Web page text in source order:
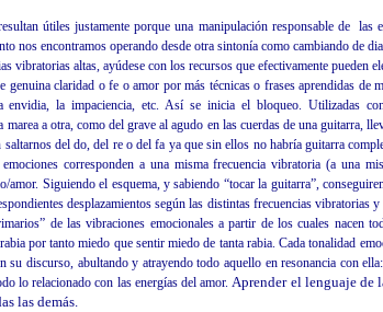
útiles justamente porque una manipulación responsable de las
nos encontramos operando desde otra sintonía como cambiando de
vibratorias altas, ayúdese con los recursos que efectivamente pueden
genuina claridad o fe o amor por más técnicas o frases aprendidas de
envidia, la impaciencia, etc. Así se inicia el bloqueo. Utilizadas
marea a otra, como del grave al agudo en las cuerdas de una guitarra,
del do, del re o del fa ya que sin ellos no habría guitarra
corresponden a una misma frecuencia vibratoria (a una
amor. Siguiendo el esquema, y sabiendo “tocar la guitarra”,
desplazamientos según las distintas frecuencias vibratorias y
de las vibraciones emocionales a partir de los cuales nacen
por tanto miedo que sentir miedo de tanta rabia. Cada tonalidad
su discurso, abultando y atrayendo todo aquello en resonancia con
lo relacionado con las energías del amor.Aprender el lenguaje de
las demás.